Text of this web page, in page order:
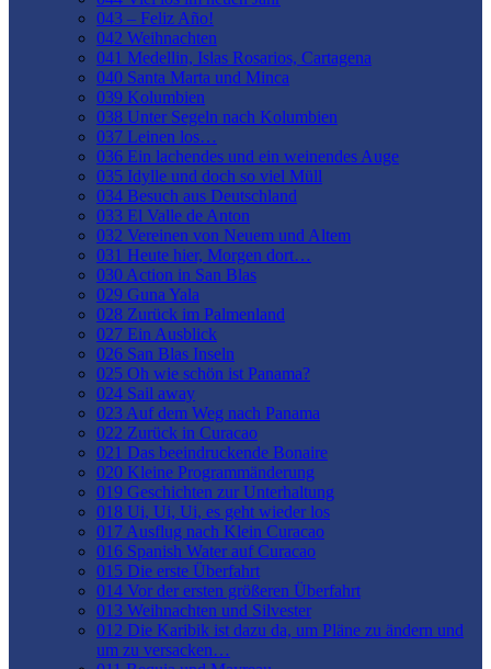
043 – Feliz Año!
042 Weihnachten
041 Medellin, Islas Rosarios, Cartagena
040 Santa Marta und Minca
039 Kolumbien
038 Unter Segeln nach Kolumbien
037 Leinen los…
036 Ein lachendes und ein weinendes Auge
035 Idylle und doch so viel Müll
034 Besuch aus Deutschland
033 El Valle de Anton
032 Vereinen von Neuem und Altem
031 Heute hier, Morgen dort…
030 Action in San Blas
029 Guna Yala
028 Zurück im Palmenland
027 Ein Ausblick
026 San Blas Inseln
025 Oh wie schön ist Panama?
024 Sail away
023 Auf dem Weg nach Panama
022 Zurück in Curacao
021 Das beeindruckende Bonaire
020 Kleine Programmänderung
019 Geschichten zur Unterhaltung
018 Ui, Ui, Ui, es geht wieder los
017 Ausflug nach Klein Curacao
016 Spanish Water auf Curacao
015 Die erste Überfahrt
014 Vor der ersten größeren Überfahrt
013 Weihnachten und Silvester
012 Die Karibik ist dazu da, um Pläne zu ändern und
um zu versacken…